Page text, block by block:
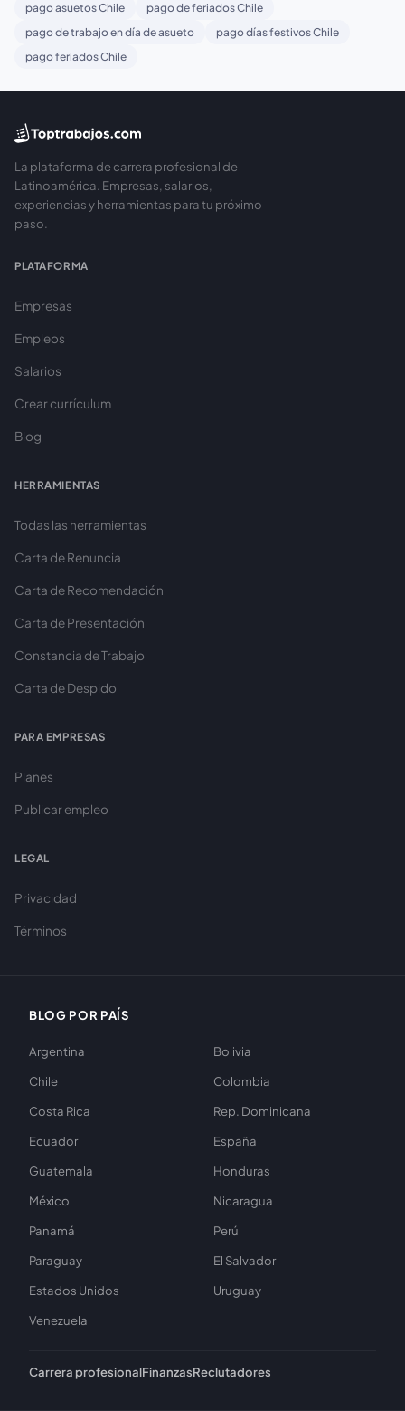
pago asuetos Chile
pago de feriados Chile
pago de trabajo en día de asueto
pago días festivos Chile
pago feriados Chile
La plataforma de carrera profesional de
Latinoamérica. Empresas, salarios,
experiencias y herramientas para tu próximo
paso.
PLATAFORMA
Empresas
Empleos
Salarios
Crear currículum
Blog
HERRAMIENTAS
Todas las herramientas
Carta de Renuncia
Carta de Recomendación
Carta de Presentación
Constancia de Trabajo
Carta de Despido
PARA EMPRESAS
Planes
Publicar empleo
LEGAL
Privacidad
Términos
BLOG POR PAÍS
Argentina
Bolivia
Chile
Colombia
Costa Rica
Rep. Dominicana
Ecuador
España
Guatemala
Honduras
México
Nicaragua
Panamá
Perú
Paraguay
El Salvador
Estados Unidos
Uruguay
Venezuela
Carrera profesionalFinanzasReclutadores